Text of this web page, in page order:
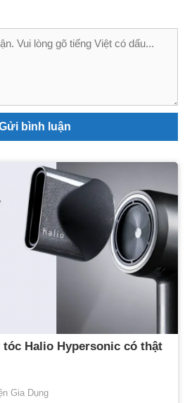
Halio Hypersonic có thật
Gia Dụng